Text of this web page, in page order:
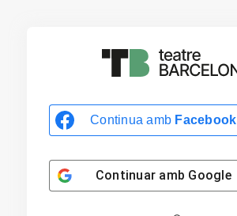
Continua amb Facebook
Continuar amb Google